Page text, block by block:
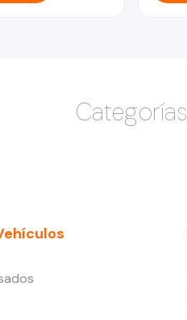
Categorías